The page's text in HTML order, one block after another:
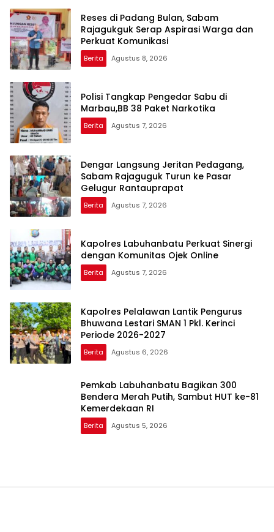
Reses di Padang Bulan, Sabam
Rajagukguk Serap Aspirasi Warga dan
Perkuat Komunikasi
Berita Agustus 8, 2026
Polisi Tangkap Pengedar Sabu di
Marbau,BB 38 Paket Narkotika
Berita Agustus 7, 2026
Dengar Langsung Jeritan Pedagang,
Sabam Rajaguguk Turun ke Pasar
Gelugur Rantauprapat
Berita Agustus 7, 2026
Kapolres Labuhanbatu Perkuat Sinergi
dengan Komunitas Ojek Online
Berita Agustus 7, 2026
Kapolres Pelalawan Lantik Pengurus
Bhuwana Lestari SMAN 1 Pkl. Kerinci
Periode 2026-2027
Berita Agustus 6, 2026
Pemkab Labuhanbatu Bagikan 300
Bendera Merah Putih, Sambut HUT ke-81
Kemerdekaan RI
Berita Agustus 5, 2026